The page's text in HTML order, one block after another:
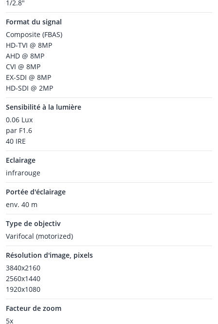
1/2.8"
Format du signal
Composite (FBAS)
HD-TVI @ 8MP
AHD @ 8MP
CVI @ 8MP
EX-SDI @ 8MP
HD-SDI @ 2MP
Sensibilité à la lumière
0.06 Lux
par F1.6
40 IRE
Eclairage
infrarouge
Portée d'éclairage
env. 40 m
Type de objectiv
Varifocal (motorized)
Résolution d'image, pixels
3840x2160
2560x1440
1920x1080
Facteur de zoom
5x